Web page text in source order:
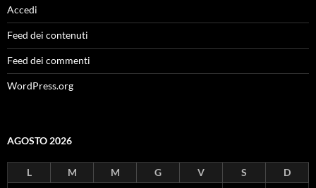
Accedi
Feed dei contenuti
Feed dei commenti
WordPress.org
AGOSTO 2026
L M M G V S
D